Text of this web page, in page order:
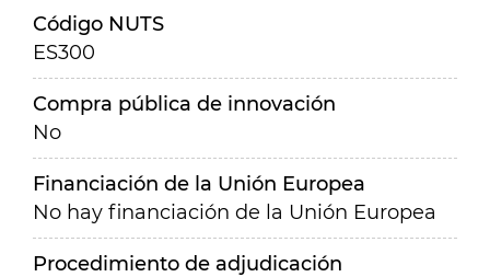
Código NUTS
ES300
Compra pública de innovación
No
Financiación de la Unión Europea
No hay financiación de la Unión Europea
Procedimiento de adjudicación